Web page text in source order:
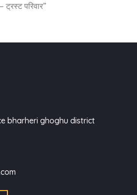
परिवार”
bharheri ghoghu district